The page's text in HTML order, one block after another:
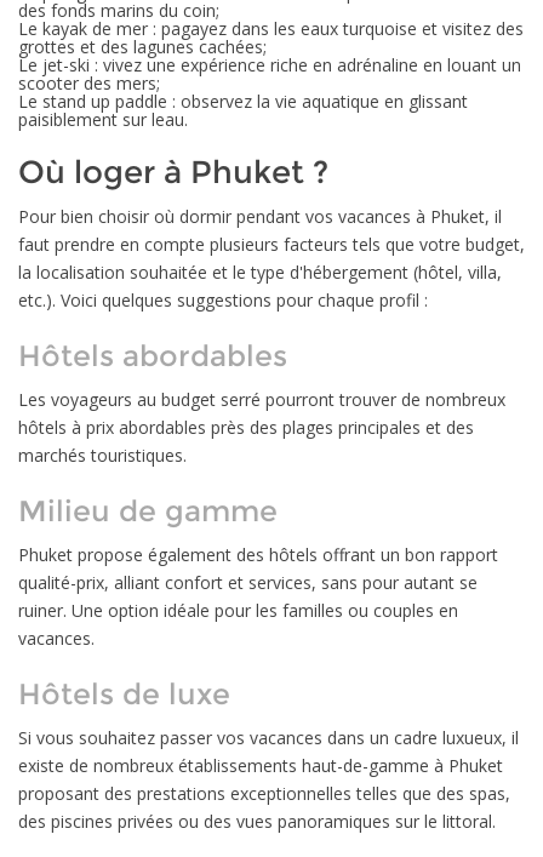
des fonds marins du coin;
Le kayak de mer : pagayez dans les eaux turquoise et visitez des
grottes et des lagunes cachées;
Le jet-ski : vivez une expérience riche en adrénaline en louant un
scooter des mers;
Le stand up paddle : observez la vie aquatique en glissant
paisiblement sur leau.
Où loger à Phuket ?
Pour bien choisir où dormir pendant vos vacances à Phuket, il
faut prendre en compte plusieurs facteurs tels que votre budget,
la localisation souhaitée et le type d'hébergement (hôtel, villa,
etc.). Voici quelques suggestions pour chaque profil :
Hôtels abordables
Les voyageurs au budget serré pourront trouver de nombreux
hôtels à prix abordables près des plages principales et des
marchés touristiques.
Milieu de gamme
Phuket propose également des hôtels offrant un bon rapport
qualité-prix, alliant confort et services, sans pour autant se
ruiner. Une option idéale pour les familles ou couples en
vacances.
Hôtels de luxe
Si vous souhaitez passer vos vacances dans un cadre luxueux, il
existe de nombreux établissements haut-de-gamme à Phuket
proposant des prestations exceptionnelles telles que des spas,
des piscines privées ou des vues panoramiques sur le littoral.